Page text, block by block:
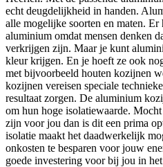
echt deugdelijkheid in handen.
alle mogelijke soorten en maten. Er
aluminium omdat mensen denken
verkrijgen zijn. Maar je kunt
kleur krijgen. En je hoeft ze ook
met bijvoorbeeld houten kozijnen
kozijnen vereisen speciale
resultaat zorgen. De aluminium
om hun hoge isolatiewaarde.
zijn voor jou dan is dit een prima
isolatie maakt het daadwerkelijk
onkosten te besparen voor jouw
goede investering voor bij jou in